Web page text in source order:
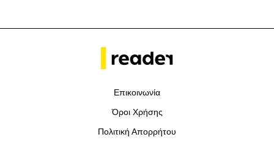
Επικοινωνία
Όροι Χρήσης
Πολιτική Απορρήτου